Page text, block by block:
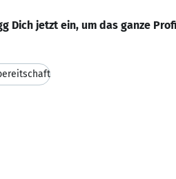
Dich jetzt ein, um das ganze